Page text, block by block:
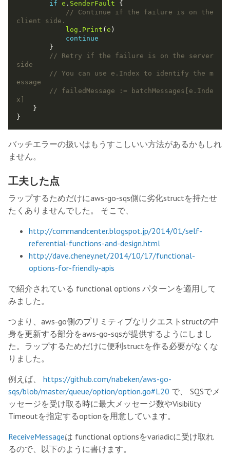
if e . SenderFault
// Continue if the failure is on the
log . Print ( e
continue
// Retry if the failure is on the server
// You can use e.Index to identify the m
// failedMessage := batchMessages[e.Inde
バッチエラーの扱いはもうすこしいい方法があるかもしれ
ません。
工夫した点
ラップするためだけにaws-go-sqs側に劣化structを持たせ
たくありませんでした。 そこで、
http://commandcenter.blogspot.jp/2014/01/self-
referential-functions-and-design.html
http://dave.cheney.net/2014/10/17/functional-
options-for-friendly-apis
で紹介されている functional options パターンを適用して
みました。
つまり、aws-go側のプリミティブなリクエストstructの中
身を更新する部分をaws-go-sqsが提供するようにしまし
た。ラップするためだけに便利structを作る必要がなくな
りました。
例えば、 https://github.com/nabeken/aws-go-
sqs/blob/master/queue/option/option.go#L20 で、 SQSでメ
ッセージを受け取る時に最大メッセージ数やVisibility
Timeoutを指定するoptionを用意しています。
ReceiveMessageは functional optionsをvariadicに受け取れ
るので、以下のように書けます。